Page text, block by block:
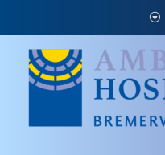
content